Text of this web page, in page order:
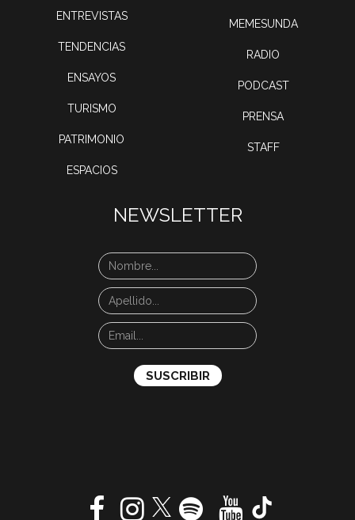
ENTREVISTAS
TENDENCIAS
ENSAYOS
TURISMO
PATRIMONIO
ESPACIOS
MEMESUNDA
RADIO
PODCAST
PRENSA
STAFF
NEWSLETTER